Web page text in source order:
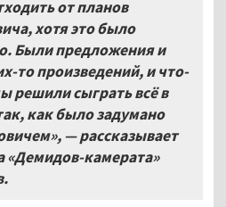
от планов
хотя это было
Были предложения и
то произведений, и что-
решили сыграть всё в
как было задумано
— рассказывает
«Демидов-камерата»